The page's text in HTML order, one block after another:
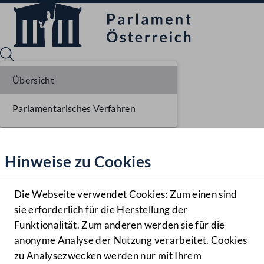
Hilfe
Benutzer
Navigationsmenü öffnen
MENÜ
Hinweise zu Cookies
Die Webseite verwendet Cookies: Zum einen sind
sie erforderlich für die Herstellung der
Funktionalität. Zum anderen werden sie für die
anonyme Analyse der Nutzung verarbeitet. Cookies
zu Analysezwecken werden nur mit Ihrem
Übersicht
Parlamentarisches Verfahren